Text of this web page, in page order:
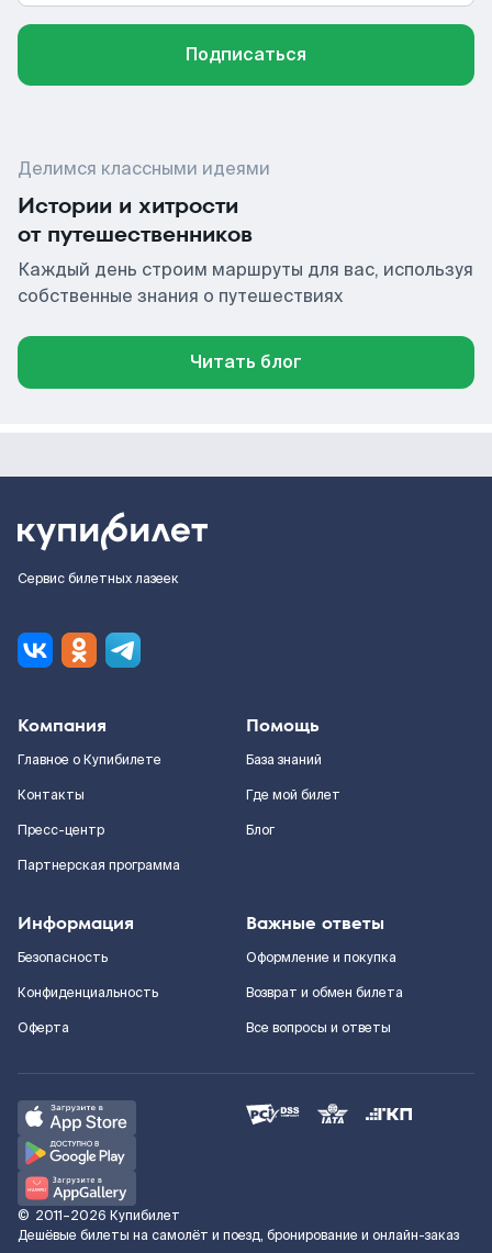
Подписаться
Делимся классными идеями
Истории и хитрости
от путешественников
Каждый день строим маршруты для вас, используя
собственные знания о путешествиях
Читать блог
Сервис билетных лазеек
Компания
Главное о Купибилете
Контакты
Пресс-центр
Партнерская программа
Помощь
База знаний
Где мой билет
Блог
Информация
Безопасность
Конфиденциальность
Оферта
Важные ответы
Оформление и покупка
Возврат и обмен билета
Все вопросы и ответы
© 2011–2026 Купибилет
Дешёвые билеты на самолёт и поезд, бронирование и онлайн-заказ